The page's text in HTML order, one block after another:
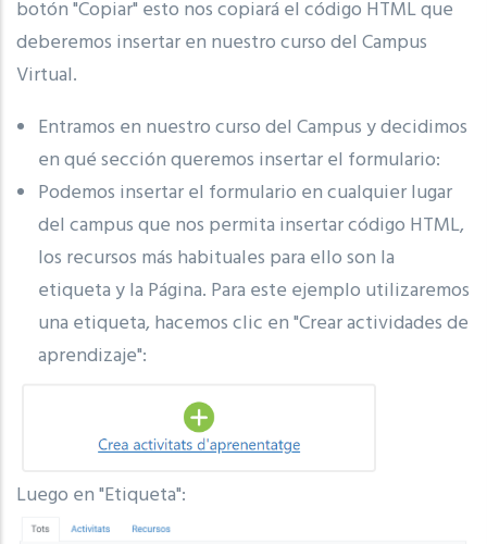
botón "Copiar" esto nos copiará el código HTML que
deberemos insertar en nuestro curso del Campus
Virtual.
Entramos en nuestro curso del Campus y decidimos
en qué sección queremos insertar el formulario:
Podemos insertar el formulario en cualquier lugar
del campus que nos permita insertar código HTML,
los recursos más habituales para ello son la
etiqueta y la Página. Para este ejemplo utilizaremos
una etiqueta, hacemos clic en "Crear actividades de
aprendizaje":
Luego en "Etiqueta":